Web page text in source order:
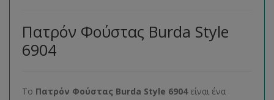
Πατρόν Φούστας Burda Style
6904
Το Πατρόν Φούστας Burda Style 6904είναι ένα